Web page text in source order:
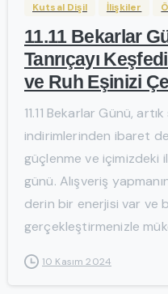
Kutsal Dişil İlişkiler
11.11 Bekarlar
Tanrıçayı
ve Ruh Eşinizi
11.11 Bekarlar Günü,
indirimlerinden ibaret
güçlenme ve içimizdeki
günü. Alışveriş
derin bir enerjisi var ve
gerçekleştirmenizle
10 Kasım 2024